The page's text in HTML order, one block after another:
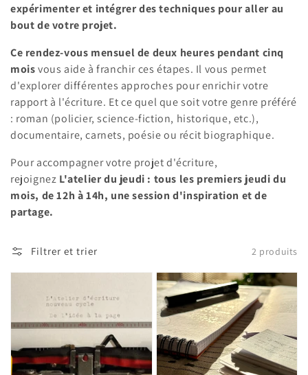
expérimenter et intégrer des techniques pour aller au
bout de votre projet.
Ce rendez-vous mensuel de deux heures pendant cinq
moisvous aide à franchir ces étapes. Il vous permet
d'explorer différentes approches pour enrichir votre
rapport à l'écriture. Et ce quel que soit votre genre préféré
: roman (policier, science-fiction, historique, etc.),
documentaire, carnets, poésie ou récit biographique.
Pour accompagner votre projet d'écriture,
rejoignez L'atelier du jeudi : tous les premiers jeudi du
mois, de 12h à 14h, une session d'inspiration et de
partage.
Filtrer et trier 2 produits